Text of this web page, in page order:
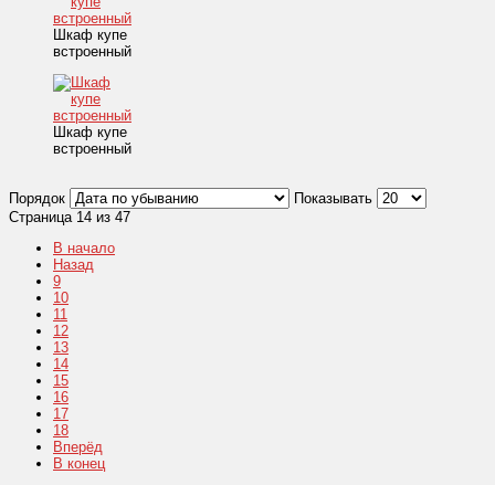
Шкаф купе
встроенный
Шкаф купе
встроенный
Порядок
Показывать
Страница 14 из 47
В начало
Назад
9
10
11
12
13
14
15
16
17
18
Вперёд
В конец